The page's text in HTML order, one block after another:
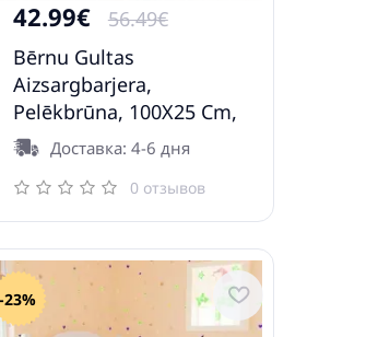
42.99€
56.49€
Bērnu Gultas
Aizsargbarjera,
Pelēkbrūna, 100X25 Cm,
Audums Vidaxl
Доставка: 4-6 дня
0 отзывов
-23%